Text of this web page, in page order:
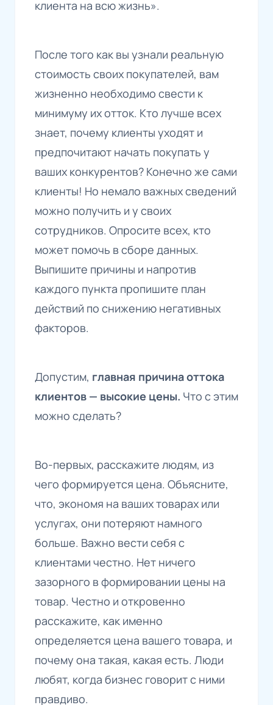
клиента на всю жизнь».
После того как вы узнали реальную
стоимость своих покупателей, вам
жизненно необходимо свести к
минимуму их отток. Кто лучше всех
знает, почему клиенты уходят и
предпочитают начать покупать у
ваших конкурентов? Конечно же сами
клиенты! Но немало важных сведений
можно получить и у своих
сотрудников. Опросите всех, кто
может помочь в сборе данных.
Выпишите причины и напротив
каждого пункта пропишите план
действий по снижению негативных
факторов.
Допустим, главная причина оттока
клиентов — высокие цены. Что с этим
можно сделать?
Во-первых, расскажите людям, из
чего формируется цена. Объясните,
что, экономя на ваших товарах или
услугах, они потеряют намного
больше. Важно вести себя с
клиентами честно. Нет ничего
зазорного в формировании цены на
товар. Честно и откровенно
расскажите, как именно
определяется цена вашего товара, и
почему она такая, какая есть. Люди
любят, когда бизнес говорит с ними
правдиво.